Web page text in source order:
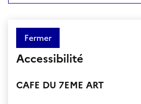
Fermer
Accessibilité
CAFE DU 7EME ART